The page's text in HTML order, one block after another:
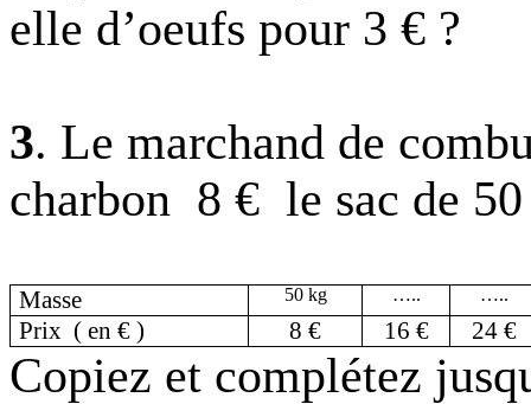
elle d’oeufs pour 3 € ?
3. Le marchand de
charbon 8 € le sac de
Masse 50 kg ….. …..
Prix ( en € ) 8 € 16 € 24 €
Copiez et complétez